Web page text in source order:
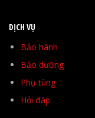
DỊCH VỤ
Bảo hành
Bảo dưỡng
Phụ tùng
Hỏi đáp